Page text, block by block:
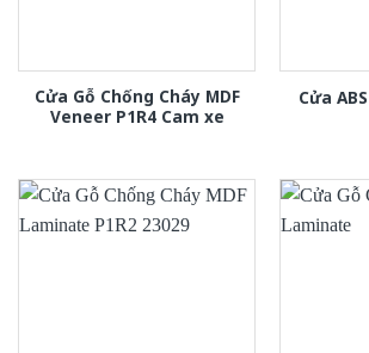
Cửa Gỗ Chống Cháy MDF
Veneer P1R4 Cam xe
Cửa